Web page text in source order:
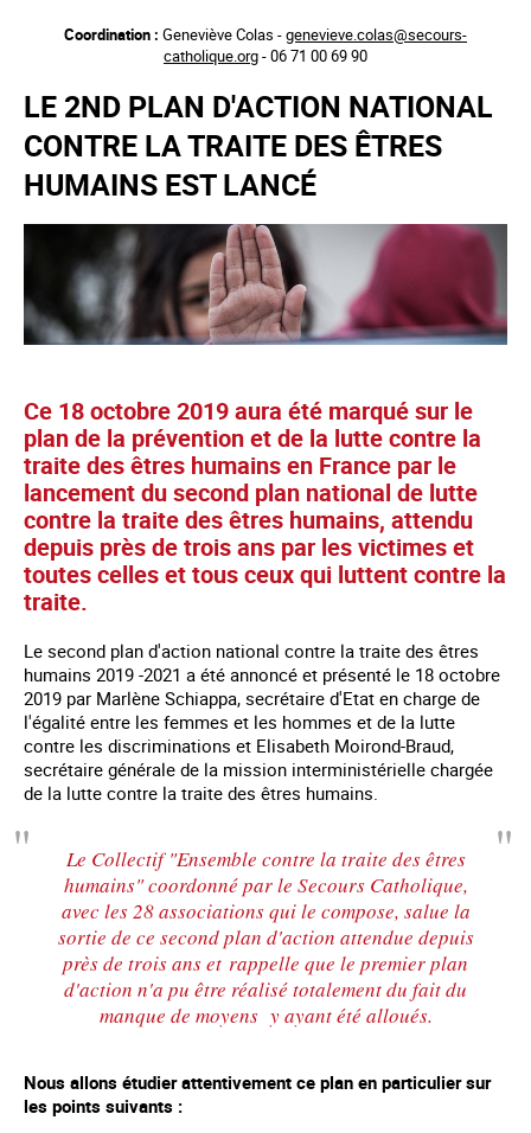
principal
Coordination : Geneviève Colas -genevieve.colas@secours-
catholique.org- 06 71 00 69 90
LE 2ND PLAN D'ACTION NATIONAL
CONTRE LA TRAITE DES ÊTRES
HUMAINS EST LANCÉ
Ce 18 octobre 2019 aura été marqué sur le
plan de la prévention et de la lutte contre la
traite des êtres humains en France par le
lancement du second plan national de lutte
contre la traite des êtres humains, attendu
depuis près de trois ans par les victimes et
toutes celles et tous ceux qui luttent contre la
traite.
Le second plan d'action national contre la traite des êtres
humains 2019 -2021 a été annoncé et présenté le 18 octobre
2019 par Marlène Schiappa, secrétaire d'Etat en charge de
l'égalité entre les femmes et les hommes et de la lutte
contre les discriminations et Elisabeth Moirond-Braud,
secrétaire générale de la mission interministérielle chargée
de la lutte contre la traite des êtres humains.
Le Collectif "Ensemble contre la traite des êtres
humains" coordonné par le Secours Catholique,
avec les 28 associations qui le compose, salue la
sortie de ce second plan d'action attendue depuis
près de trois ans et rappelle que le premier plan
d'action n'a pu être réalisé totalement du fait du
manque de moyens y ayant été alloués.
Nous allons étudier attentivement ce plan en particulier sur
les points suivants :